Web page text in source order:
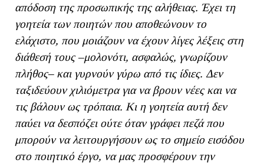
απόδοση της προσωπικής της αλήθειας. Έχει τη
γοητεία των ποιητών που αποθεώνουν το
ελάχιστο, που μοιάζουν να έχουν λίγες λέξεις στη
διάθεσή τους –μολονότι, ασφαλώς, γνωρίζουν
πλήθος– και γυρνούν γύρω από τις ίδιες. Δεν
ταξιδεύουν χιλιόμετρα για να βρουν νέες και να
τις βάλουν ως τρόπαια. Κι η γοητεία αυτή δεν
παύει να δεσπόζει ούτε όταν γράφει πεζά που
μπορούν να λειτουργήσουν ως το σημείο εισόδου
στο ποιητικό έργο, να μας προσφέρουν την